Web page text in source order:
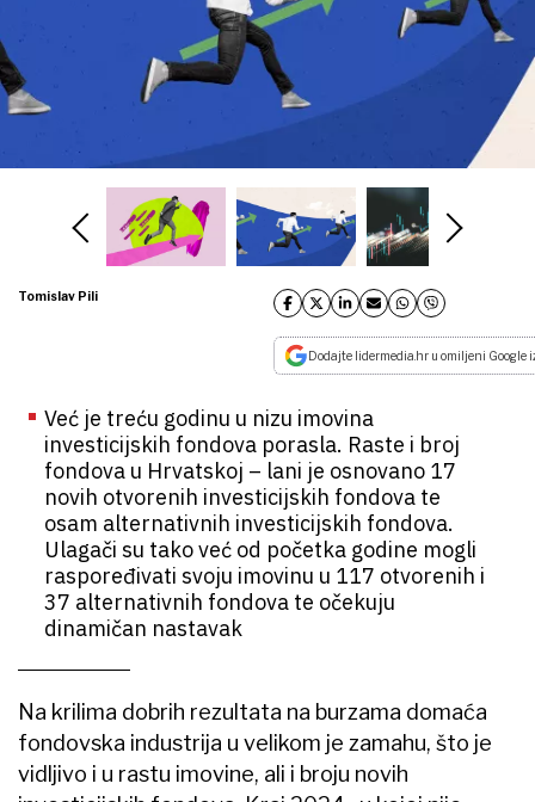
Tomislav Pili
Dodajte lidermedia.hr u omiljeni Google
Već je treću godinu u nizu imovina
investicijskih fondova porasla. Raste i broj
fondova u Hrvatskoj – lani je osnovano 17
novih otvorenih investicijskih fondova te
osam alternativnih investicijskih fondova.
Ulagači su tako već od početka godine mogli
raspoređivati svoju imovinu u 117 otvorenih i
37 alternativnih fondova te očekuju
dinamičan nastavak
Na krilima dobrih rezultata na burzama domaća
fondovska industrija u velikom je zamahu, što je
vidljivo i u rastu imovine, ali i broju novih